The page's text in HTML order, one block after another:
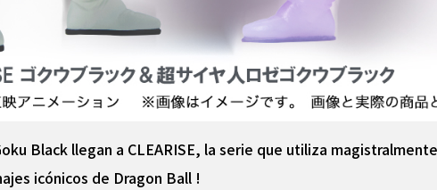
Black llegan a CLEARISE, la serie que utiliza
icónicos de Dragon Ball !